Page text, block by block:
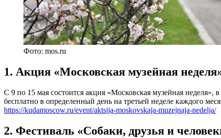
Фото: mos.ru
1. Акция «Московская музейная
С 9 по 15 мая состоится акция «Московская музейная
бесплатно в определенный день на третьей неделе каждого
https://kudamoscow.ru/event/aktsija-moskovskaja-muzejnaja-nedelja/
2. Фестиваль «Собаки, друзья и